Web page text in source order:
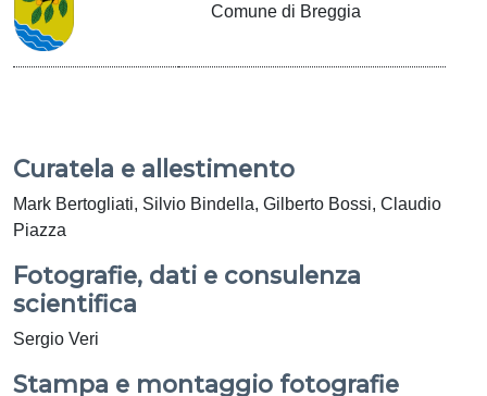
Comune di Breggia
Curatela e allestimento
Mark Bertogliati, Silvio Bindella, Gilberto Bossi, Claudio
Piazza
Fotografie, dati e consulenza
scientifica
Sergio Veri
Stampa e montaggio fotografie